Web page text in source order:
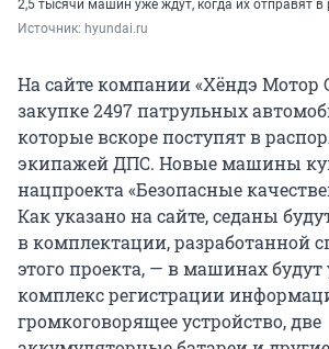
2,5 тысячи машин уже ждут, когда их отправят в
Источник: hyundai.ru
На сайте компании «Хёндэ Мотор
закупке 2497 патрульных
которые вскоре поступят в
экипажей ДПС. Новые машины
нацпроекта «Безопасные
Как указано на сайте, седаны
в комплектации, разработанной
этого проекта, — в машинах
комплекс регистрации
громкоговорящее устройство, две